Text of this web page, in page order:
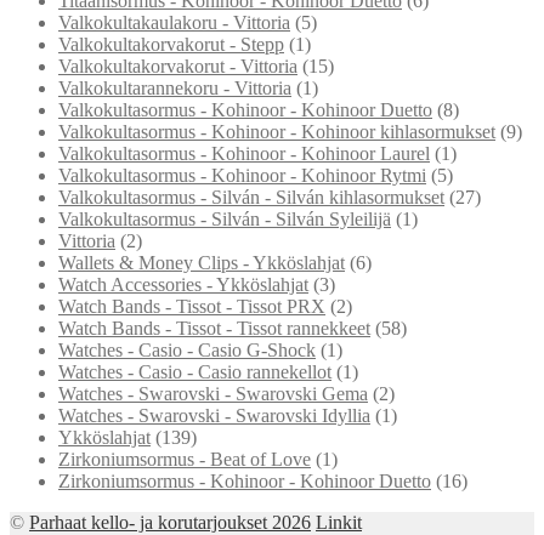
Valkokultakaulakoru - Vittoria (5)
Valkokultakorvakorut - Stepp (1)
Valkokultakorvakorut - Vittoria (15)
Valkokultarannekoru - Vittoria (1)
Valkokultasormus - Kohinoor - Kohinoor Duetto (8)
Valkokultasormus - Kohinoor - Kohinoor kihlasormukset (9)
Valkokultasormus - Kohinoor - Kohinoor Laurel (1)
Valkokultasormus - Kohinoor - Kohinoor Rytmi (5)
Valkokultasormus - Silván - Silván kihlasormukset (27)
Valkokultasormus - Silván - Silván Syleilijä (1)
Vittoria (2)
Wallets & Money Clips - Ykköslahjat (6)
Watch Accessories - Ykköslahjat (3)
Watch Bands - Tissot - Tissot PRX (2)
Watch Bands - Tissot - Tissot rannekkeet (58)
Watches - Casio - Casio G-Shock (1)
Watches - Casio - Casio rannekellot (1)
Watches - Swarovski - Swarovski Gema (2)
Watches - Swarovski - Swarovski Idyllia (1)
Ykköslahjat (139)
Zirkoniumsormus - Beat of Love (1)
Zirkoniumsormus - Kohinoor - Kohinoor Duetto (16)
© Parhaat kello- ja korutarjoukset 2026 Linkit